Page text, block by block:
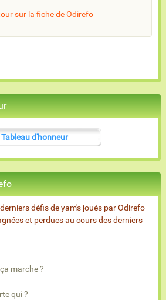
sur la fiche de Odirefo
Tableau d'honneur
défis de yam's joués par Odirefo
et perdues au cours des derniers
marche ?
qui ?